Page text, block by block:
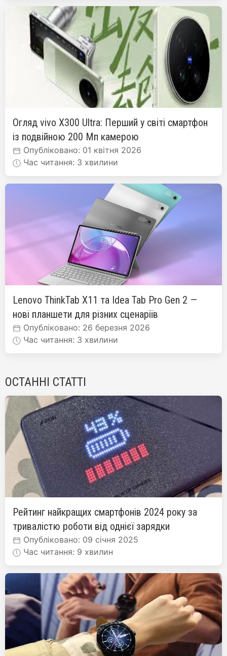
Огляд vivo X300 Ultra: Перший у світі смартфон
із подвійною 200 Мп камерою
Опубліковано: 01 квітня 2026
Час читання: 3 хвилини
Lenovo ThinkTab X11 та Idea Tab Pro Gen 2 —
нові планшети для різних сценаріїв
Опубліковано: 26 березня 2026
Час читання: 3 хвилини
ОСТАННІ СТАТТІ
Рейтинг найкращих смартфонів 2024 року за
тривалістю роботи від однієї зарядки
Опубліковано: 09 січня 2025
Час читання: 9 хвилин